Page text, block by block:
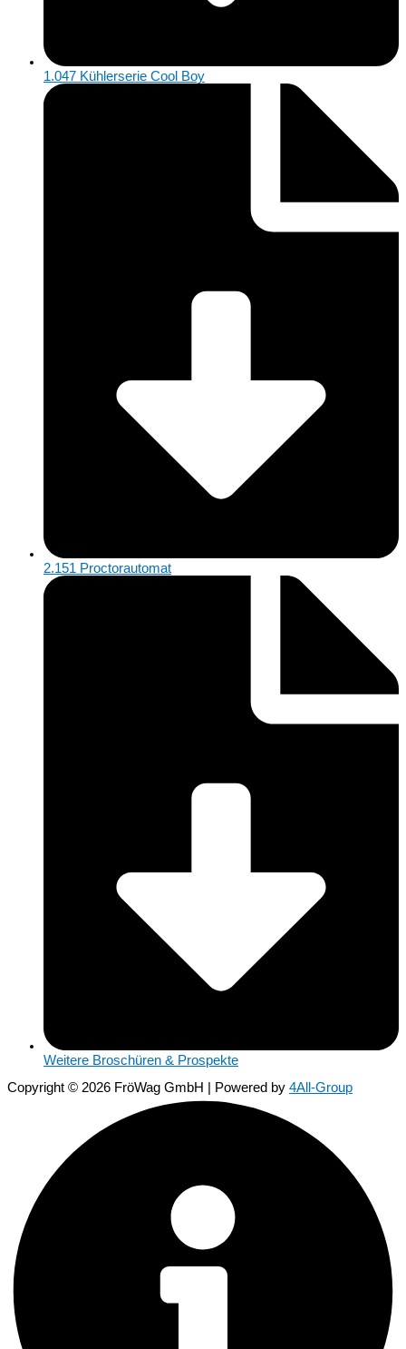
1.047 Kühlerserie Cool Boy
2.151 Proctorautomat
Weitere Broschüren & Prospekte
Copyright © 2026 FröWag GmbH | Powered by 4All-Group